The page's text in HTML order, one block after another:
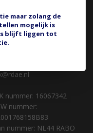
Donkers Auto Electrics
9 (geen
nummer: 16067342
nummer:
nummer: NL44 RABO
maar zolang de
mogelijk is
blijft liggen tot